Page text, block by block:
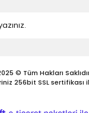
© Tüm Hakları
256bit SSL sertifikası